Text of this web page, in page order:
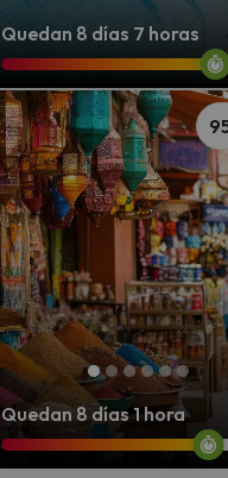
Quedan 8 días 7 horas
Quedan 8 días 1 hora